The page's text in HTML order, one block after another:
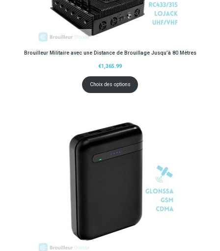
Brouilleur Militaire avec une Distance de Brouillage Jusqu’à 80 Mètres
€1,365.99
Choix des options